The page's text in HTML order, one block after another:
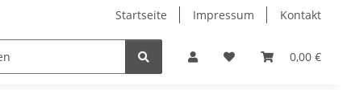
Startseite Impressum Kontakt
0,00 €
Bücher Damen Marken